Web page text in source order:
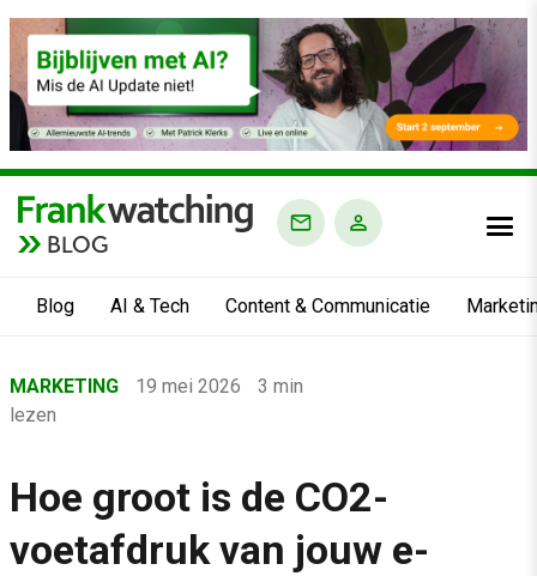
BLOG
Blog AI & Tech Content & Communicatie
›
Marketing
›
MARKETING 19 mei 2026
3 min
lezen
Hoe groot is de CO2-
voetafdruk van jouw e-